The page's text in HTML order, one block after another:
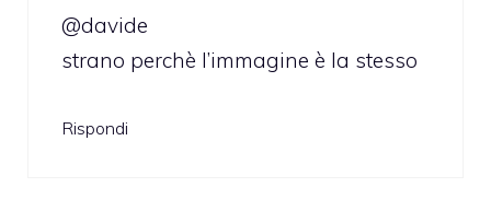
@davide
strano perchè l’immagine è la stesso
Rispondi